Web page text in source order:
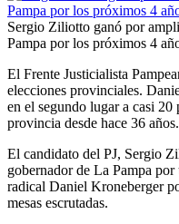
Sergio Ziliotto ganó por
Pampa por los próximos 4
El Frente Justicialista
elecciones provinciales.
en el segundo lugar a casi
provincia desde hace 36 años.
El candidato del PJ, Sergio
gobernador de La Pampa
radical Daniel Kroneberger
mesas escrutadas.